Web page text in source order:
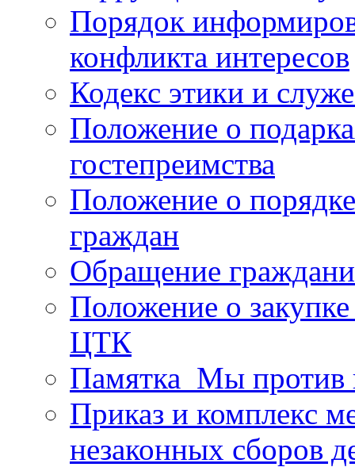
Порядок
конфликта интересов
Кодекс этики и
Положение о
гостепреимства
Положение о
граждан
Обращение
Положение о
ЦТК
Памятка_Мы против
Приказ и комплекс
незаконных сборов